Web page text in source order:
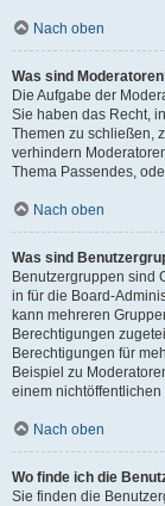
Nach oben
Was sind
Die Aufgabe der
Sie haben das Recht,
Themen zu schließen,
verhindern
Thema Passendes,
Nach oben
Was sind
Benutzergruppen sind
in für die Board-
kann mehreren
Berechtigungen
Berechtigungen für
Beispiel zu
einem
Nach oben
Wo finde ich die
Sie finden die